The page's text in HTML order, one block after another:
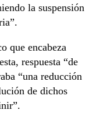
la suspensión
que encabeza
respuesta “de
“una reducción
de dichos